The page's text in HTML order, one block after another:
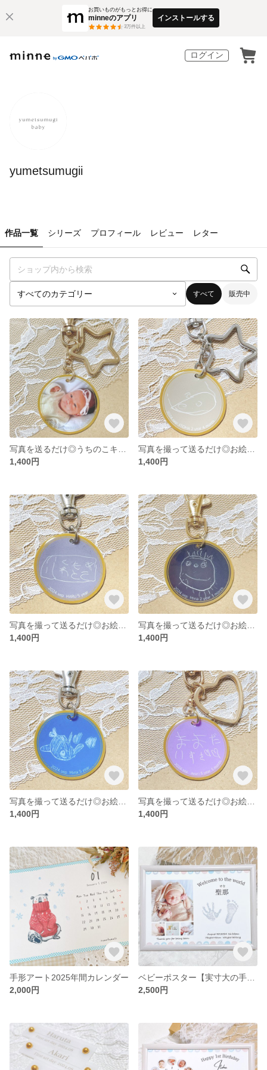
お買いものがもっとお得に
minneのアプリ
3万件以上
インストールする
ログイン
yumetsumugii
作品一覧 シリーズ プロフィール レビュー レター
すべて 販売中
1,400円
1,400円
1,400円
1,400円
1,400円
1,400円
手形アート2025年間カレンダー
2,000円
2,500円